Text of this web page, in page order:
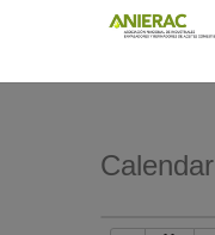
Calendar